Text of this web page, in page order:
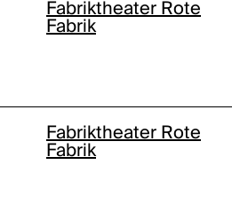
Fabriktheater Rote
Fabrik
Fabriktheater Rote
Fabrik